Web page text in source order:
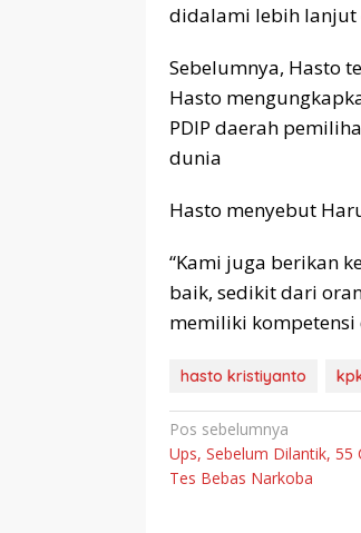
didalami lebih lanjut
Sebelumnya, Hasto
Hasto
PDIP daerah
dunia
Hasto menyebut
“Kami juga berikan
baik, sedikit dari
memiliki kompetensi
hasto kristiyanto
Navigasi
pos
Pos sebelumnya
Ups, Sebelum Dilantik, 55
Tes Bebas Narkoba